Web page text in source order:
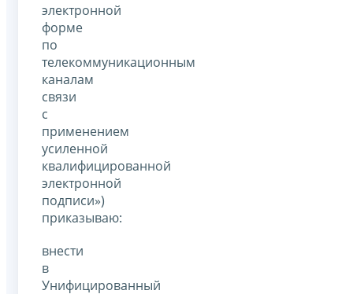
электронной
форме
по
телекоммуникационным
каналам
связи
с
применением
усиленной
квалифицированной
электронной
подписи»)
приказываю:
внести
в
Унифицированный